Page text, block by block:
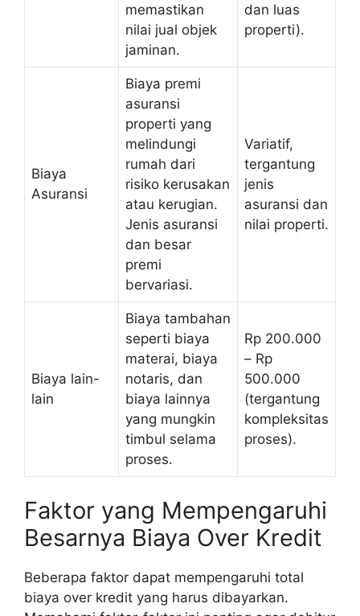
memastikan
nilai jual objek
jaminan.
dan luas
properti).
Biaya
Asuransi
Biaya premi
asuransi
properti yang
melindungi
rumah dari
risiko kerusakan
atau kerugian.
Jenis asuransi
dan besar
premi
bervariasi.
Variatif,
tergantung
jenis
asuransi dan
nilai properti.
Biaya lain-
lain
Biaya tambahan
seperti biaya
materai, biaya
notaris, dan
biaya lainnya
yang mungkin
timbul selama
proses.
Rp 200.000
– Rp
500.000
(tergantung
kompleksitas
proses).
Faktor yang Mempengaruhi
Besarnya Biaya Over Kredit
Beberapa faktor dapat mempengaruhi total
biaya over kredit yang harus dibayarkan.